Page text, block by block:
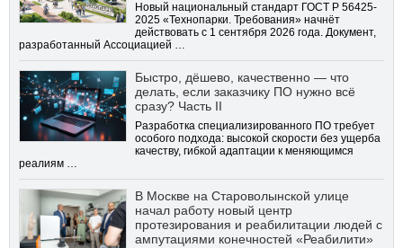
Новый национальный стандарт ГОСТ Р 56425-
2025 «Технопарки. Требования» начнёт
действовать с 1 сентября 2026 года. Документ,
разработанный Ассоциацией …
Быстро, дёшево, качественно — что
делать, если заказчику ПО нужно всё
сразу? Часть II
Разработка специализированного ПО требует
особого подхода: высокой скорости без ущерба
качеству, гибкой адаптации к меняющимся
реалиям …
В Москве на Староволынской улице
начал работу новый центр
протезирования и реабилитации людей с
ампутациями конечностей «Реабилити»